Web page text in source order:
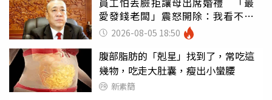
愛發錢老闆」震怒開除：我看不起
你 2026-08-05 18:50
腹部脂肪的「剋星」找到了，常吃這
幾物，吃走大肚囊，瘦出小蠻腰
新素簡